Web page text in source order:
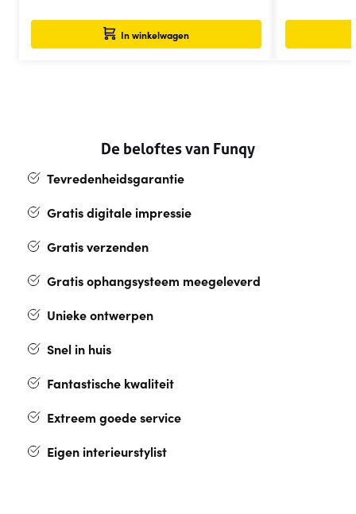
In winkelwagen
De beloftes van Funqy
Tevredenheidsgarantie
Gratis digitale impressie
Gratis verzenden
Gratis ophangsysteem meegeleverd
Unieke ontwerpen
Snel in huis
Fantastische kwaliteit
Extreem goede service
Eigen interieurstylist